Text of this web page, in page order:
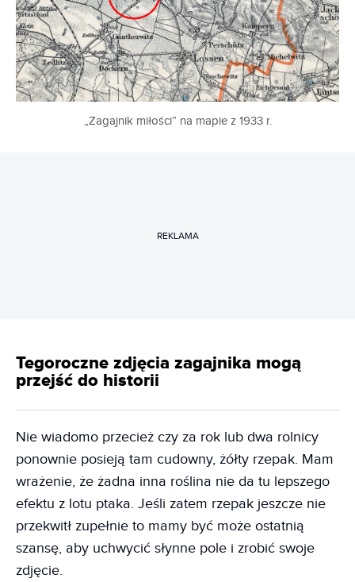
„Zagajnik miłości” na mapie z 1933 r.
REKLAMA
Tegoroczne zdjęcia zagajnika mogą
przejść do historii
Nie wiadomo przecież czy za rok lub dwa rolnicy
ponownie posieją tam cudowny, żółty rzepak. Mam
wrażenie, że żadna inna roślina nie da tu lepszego
efektu z lotu ptaka. Jeśli zatem rzepak jeszcze nie
przekwitł zupełnie to mamy być może ostatnią
szansę, aby uchwycić słynne pole i zrobić swoje
zdjęcie.